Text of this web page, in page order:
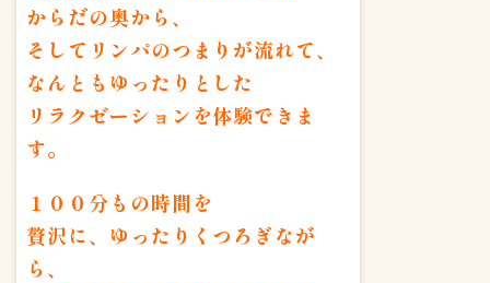
からだの奥から、
そしてリンパのつまりが流れて、
なんともゆったりとした
リラクゼーションを体験できま
す。
１００分もの時間を
贅沢に、ゆったりくつろぎなが
ら、